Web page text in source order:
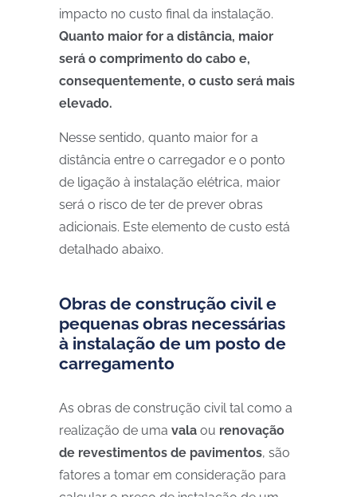
impacto no custo final da instalação.
Quanto maior for a distância, maior
será o comprimento do cabo e,
consequentemente, o custo será mais
elevado.
Nesse sentido, quanto maior for a
distância entre o carregador e o ponto
de ligação à instalação elétrica, maior
será o risco de ter de prever obras
adicionais. Este elemento de custo está
detalhado abaixo.
Obras de construção civil e
pequenas obras necessárias
à instalação de um posto de
carregamento
As obras de construção civil tal como a
realização de uma vala ou renovação
de revestimentos de pavimentos, são
fatores a tomar em consideração para